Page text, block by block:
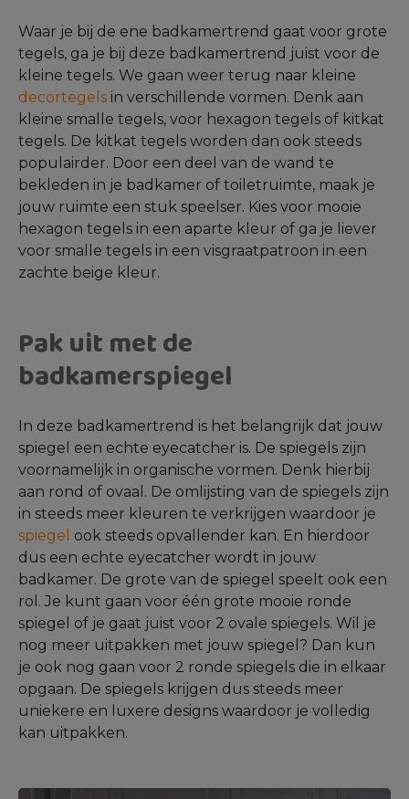
Waar je bij de ene badkamertrend gaat voor grote
tegels, ga je bij deze badkamertrend juist voor de
kleine tegels. We gaan weer terug naar kleine
decortegels in verschillende vormen. Denk aan
kleine smalle tegels, voor hexagon tegels of kitkat
tegels. De kitkat tegels worden dan ook steeds
populairder. Door een deel van de wand te
bekleden in je badkamer of toiletruimte, maak je
jouw ruimte een stuk speelser. Kies voor mooie
hexagon tegels in een aparte kleur of ga je liever
voor smalle tegels in een visgraatpatroon in een
zachte beige kleur.
Pak uit met de
badkamerspiegel
In deze badkamertrend is het belangrijk dat jouw
spiegel een echte eyecatcher is. De spiegels zijn
voornamelijk in organische vormen. Denk hierbij
aan rond of ovaal. De omlijsting van de spiegels zijn
in steeds meer kleuren te verkrijgen waardoor je
spiegel ook steeds opvallender kan. En hierdoor
dus een echte eyecatcher wordt in jouw
badkamer. De grote van de spiegel speelt ook een
rol. Je kunt gaan voor één grote mooie ronde
spiegel of je gaat juist voor 2 ovale spiegels. Wil je
nog meer uitpakken met jouw spiegel? Dan kun
je ook nog gaan voor 2 ronde spiegels die in elkaar
opgaan. De spiegels krijgen dus steeds meer
uniekere en luxere designs waardoor je volledig
kan uitpakken.